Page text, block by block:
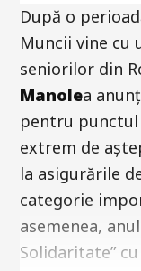
După o
Muncii vine cu
seniorilor din
Manolea
pentru punctul
extrem de
la asigurările
categorie
asemenea,
Solidaritate”